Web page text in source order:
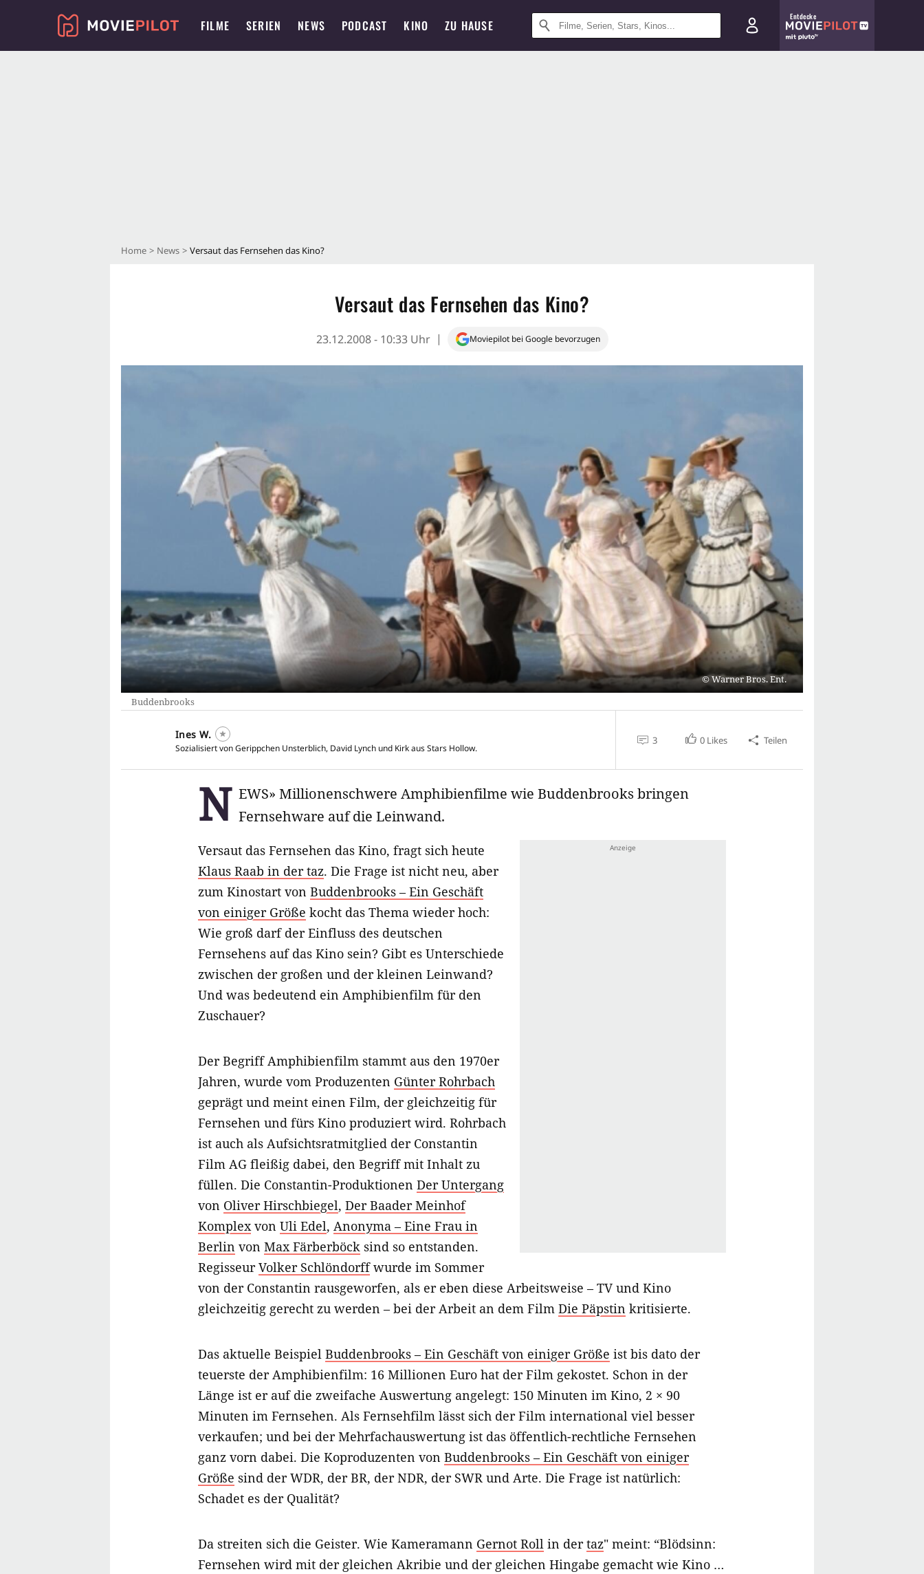
FILME SERIEN NEWS PODCAST KINO ZU HAUSE
Entdecke
Home News Versaut das Fernsehen das Kino?
Versaut das Fernsehen das Kino?
23.12.2008 - 10:33 Uhr Moviepilot bei Google bevorzugen
Warner Bros. Ent.
Buddenbrooks
Ines W.
Sozialisiert von Gerippchen Unsterblich, David Lynch und Kirk aus Stars Hollow.
3 0 Likes Teilen
N EWS» Millionenschwere Amphibienfilme wie Buddenbrooks bringen
Fernsehware auf die Leinwand.
Versaut das Fernsehen das Kino, fragt sich heute
Klaus Raab in der taz. Die Frage ist nicht neu, aber
zum Kinostart von Buddenbrooks – Ein Geschäft
von einiger Größe kocht das Thema wieder hoch:
Wie groß darf der Einfluss des deutschen
Fernsehens auf das Kino sein? Gibt es Unterschiede
zwischen der großen und der kleinen Leinwand?
Und was bedeutend ein Amphibienfilm für den
Zuschauer?
Der Begriff Amphibienfilm stammt aus den 1970er
Jahren, wurde vom Produzenten Günter Rohrbach
geprägt und meint einen Film, der gleichzeitig für
Fernsehen und fürs Kino produziert wird. Rohrbach
ist auch als Aufsichtsratmitglied der Constantin
Film AG fleißig dabei, den Begriff mit Inhalt zu
füllen. Die Constantin-Produktionen Der Untergang
von Oliver Hirschbiegel, Der Baader Meinhof
Komplexvon Uli Edel, Anonyma – Eine Frau in
Berlin von Max Färberböck sind so entstanden.
RegisseurVolker Schlöndorffwurde im Sommer
von der Constantin rausgeworfen, als er eben diese Arbeitsweise – TV und Kino
gleichzeitig gerecht zu werden – bei der Arbeit an dem Film Die Päpstin kritisierte.
Das aktuelle Beispiel Buddenbrooks – Ein Geschäft von einiger Größe ist bis dato der
teuerste der Amphibienfilm: 16 Millionen Euro hat der Film gekostet. Schon in der
Länge ist er auf die zweifache Auswertung angelegt: 150 Minuten im Kino, 2 × 90
Minuten im Fernsehen. Als Fernsehfilm lässt sich der Film international viel besser
verkaufen; und bei der Mehrfachauswertung ist das öffentlich-rechtliche Fernsehen
ganz vorn dabei. Die Koproduzenten von Buddenbrooks – Ein Geschäft von einiger
Größe sind der WDR, der BR, der NDR, der SWR und Arte. Die Frage ist natürlich:
Schadet es der Qualität?
Da streiten sich die Geister. Wie Kameramann Gernot Roll in dertaz" meint: “Blödsinn:
Fernsehen wird mit der gleichen Akribie und der gleichen Hingabe gemacht wie Kino …